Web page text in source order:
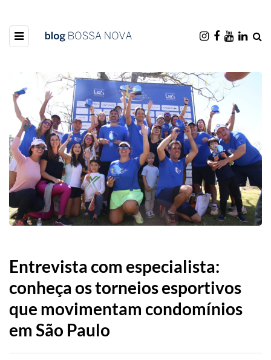
Entrevista com especialista:
conheça os torneios esportivos
que movimentam condomínios
em São Paulo